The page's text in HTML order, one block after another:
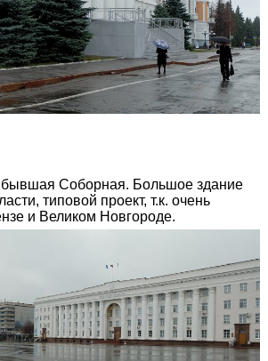
Соборная. Большое здание
типовой проект, т.к. очень
и Великом Новгороде.